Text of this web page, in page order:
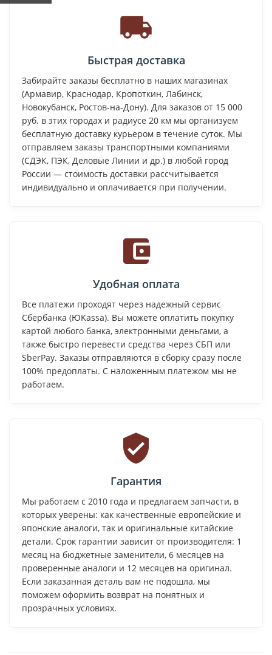
Быстрая доставка
Забирайте заказы бесплатно в наших магазинах
(Армавир, Краснодар, Кропоткин, Лабинск,
Новокубанск, Ростов-на-Дону). Для заказов от 15 000
руб. в этих городах и радиусе 20 км мы организуем
бесплатную доставку курьером в течение суток. Мы
отправляем заказы транспортными компаниями
(СДЭК, ПЭК, Деловые Линии и др.) в любой город
России — стоимость доставки рассчитывается
индивидуально и оплачивается при получении.
Удобная оплата
Все платежи проходят через надежный сервис
Сбербанка (ЮKassa). Вы можете оплатить покупку
картой любого банка, электронными деньгами, а
также быстро перевести средства через СБП или
SberPay. Заказы отправляются в сборку сразу после
100% предоплаты. С наложенным платежом мы не
работаем.
Гарантия
Мы работаем с 2010 года и предлагаем запчасти, в
которых уверены: как качественные европейские и
японские аналоги, так и оригинальные китайские
детали. Срок гарантии зависит от производителя: 1
месяц на бюджетные заменители, 6 месяцев на
проверенные аналоги и 12 месяцев на оригинал.
Если заказанная деталь вам не подошла, мы
поможем оформить возврат на понятных и
прозрачных условиях.